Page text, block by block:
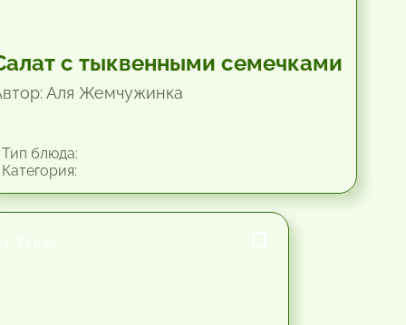
с тыквенными семечками
Аля Жемчужинка
блюда: